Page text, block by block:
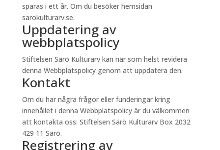
sparas i ett år. Om du besöker hemsidan
sarokulturarv.se.
Uppdatering av
webbplatspolicy
Stiftelsen Särö Kulturarv kan när som helst revidera
denna Webbplatspolicy genom att uppdatera den.
Kontakt
Om du har några frågor eller funderingar kring
innehållet i denna Webbplatspolicy är du välkommen
att kontakta oss: Stiftelsen Särö Kulturarv Box 2032
429 11 Särö.
Registrering av